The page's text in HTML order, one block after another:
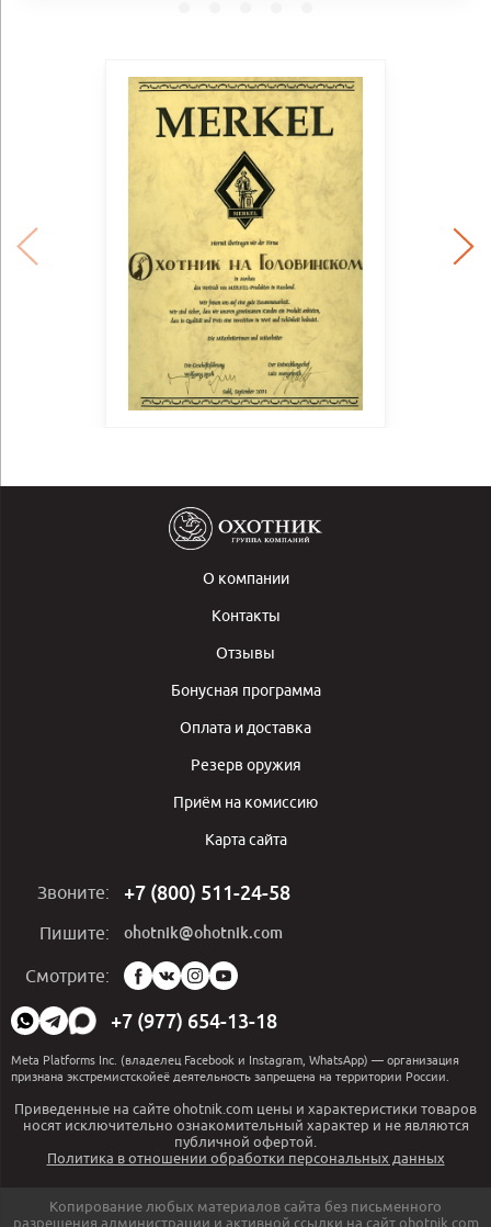
О компании
Контакты
Отзывы
Бонусная программа
Оплата и доставка
Резерв оружия
Приём на комиссию
Карта сайта
Звоните: +7 (800) 511-24-58
Пишите: ohotnik@ohotnik.com
Смотрите:
Мы
в
социальных
сетях:
+7 (977) 654-13-18
Meta Platforms Inc. (владелец Facebook и Instagram, WhatsApp) — организация
признана экстремистскойеё деятельность запрещена на территории России.
Приведенные на сайте ohotnik.com цены и характеристики товаров
носят исключительно ознакомительный характер и не являются
публичной офертой.
Политика в отношении обработки персональных данных
Копирование любых материалов сайта без письменного
разрешения администрации и активной ссылки на сайт ohotnik.com